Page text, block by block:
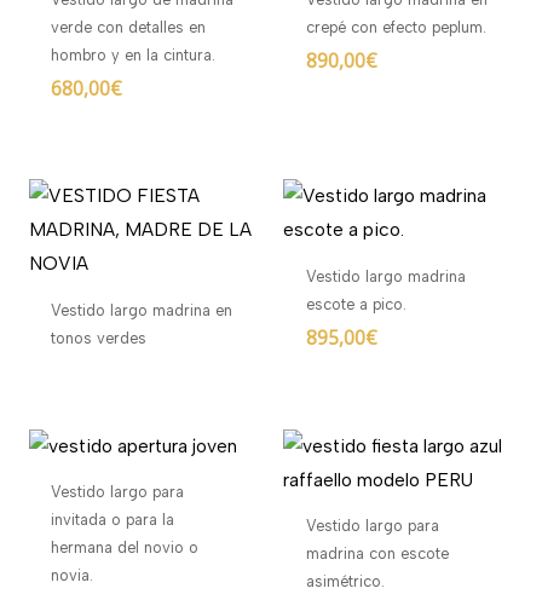
verde con detalles en
hombro y en la cintura.
680,00€
crepé con efecto peplum.
890,00€
Vestido largo madrina en
tonos verdes
Vestido largo madrina
escote a pico.
895,00€
Vestido largo para
invitada o para la
hermana del novio o
novia.
Vestido largo para
madrina con escote
asimétrico.